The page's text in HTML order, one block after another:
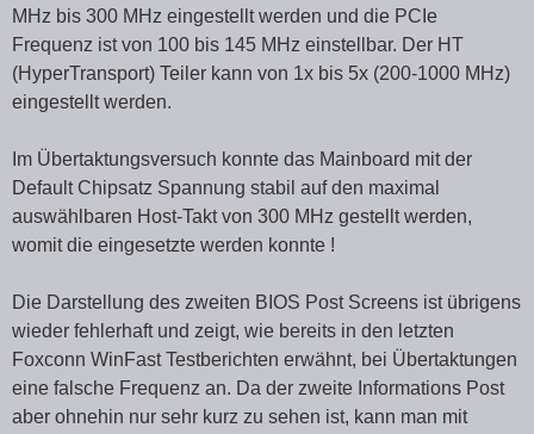
MHz bis 300 MHz eingestellt werden und die PCIe
Frequenz ist von 100 bis 145 MHz einstellbar. Der HT
(HyperTransport) Teiler kann von 1x bis 5x (200-1000 MHz)
eingestellt werden.
Im Übertaktungsversuch konnte das Mainboard mit der
Default Chipsatz Spannung stabil auf den maximal
auswählbaren Host-Takt von 300 MHz gestellt werden,
womit die eingesetzte werden konnte !
Die Darstellung des zweiten BIOS Post Screens ist übrigens
wieder fehlerhaft und zeigt, wie bereits in den letzten
Foxconn WinFast Testberichten erwähnt, bei Übertaktungen
eine falsche Frequenz an. Da der zweite Informations Post
aber ohnehin nur sehr kurz zu sehen ist, kann man mit